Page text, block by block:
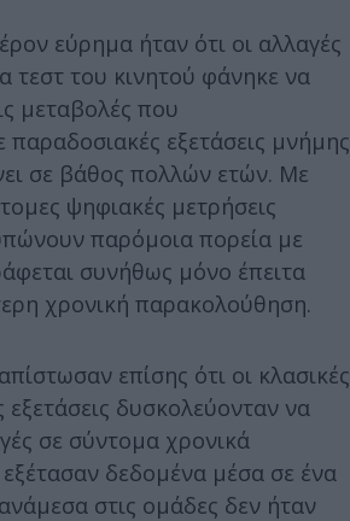
εύρημα ήταν ότι οι αλλαγές
τεστ του κινητού φάνηκε να
μεταβολές που
εξετάσεις μνήμης
σε βάθος πολλών ετών. Με
ψηφιακές μετρήσεις
παρόμοια πορεία με
συνήθως μόνο έπειτα
χρονική παρακολούθηση.
επίσης ότι οι κλασικές
δυσκολεύονταν να
σε σύντομα χρονικά
δεδομένα μέσα σε ένα
στις ομάδες δεν ήταν